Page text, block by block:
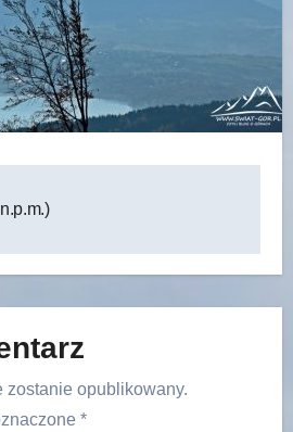
zostanie opublikowany.
*